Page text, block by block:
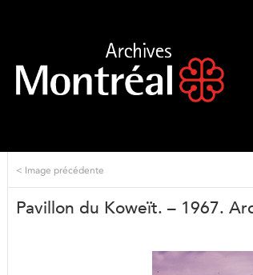
< Image précédente
Pavillon du Koweït. – 1967.